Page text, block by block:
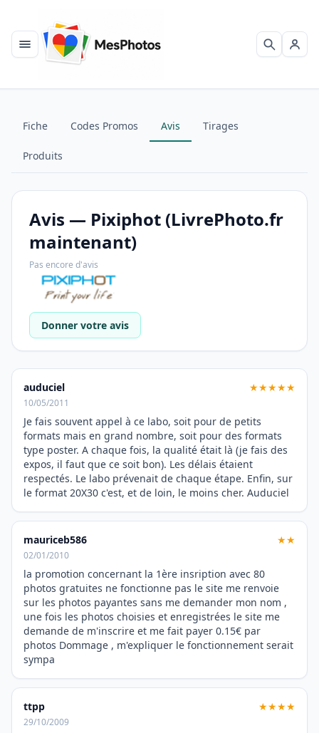
Menu Se
Fiche Codes Promos Avis Tirages
Produits
Avis — Pixiphot (LivrePhoto.fr
maintenant)
Pas encore d'avis
Donner votre avis
auduciel ★★★★★
10/05/2011
Je fais souvent appel à ce labo, soit pour de petits
formats mais en grand nombre, soit pour des formats
type poster. A chaque fois, la qualité était là (je fais des
expos, il faut que ce soit bon). Les délais étaient
respectés. Le labo prévenait de chaque étape. Enfin, sur
le format 20X30 c'est, et de loin, le moins cher. Auduciel
mauriceb586 ★★
02/01/2010
la promotion concernant la 1ère insription avec 80
photos gratuites ne fonctionne pas le site me renvoie
sur les photos payantes sans me demander mon nom ,
une fois les photos choisies et enregistrées le site me
demande de m'inscrire et me fait payer 0.15€ par
photos Dommage , m'expliquer le fonctionnement serait
sympa
ttpp ★★★★
29/10/2009